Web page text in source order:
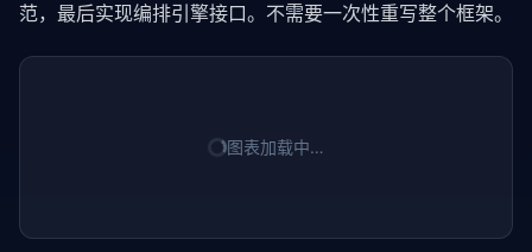
范，最后实现编排引擎接口。不需要一次性重写整个框架。
图表加载中…